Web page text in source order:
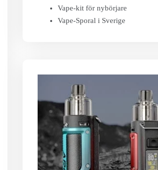
Vape-kit för nybörjare
Vape-Sporal i Sverige